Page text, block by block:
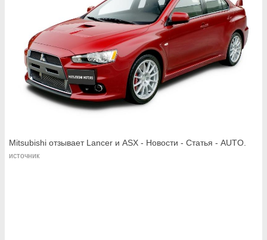
Mitsubishi отзывает Lancer и ASX - Новости - Статья - AUTO.
источник